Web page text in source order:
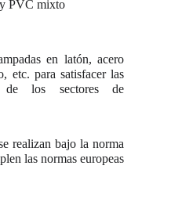
PVC mixto
en latón, acero
etc. para satisfacer las
de los sectores de
realizan bajo la norma
las normas europeas